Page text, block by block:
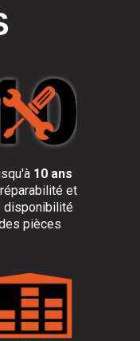
10 ans
et
disponibilité
pièces